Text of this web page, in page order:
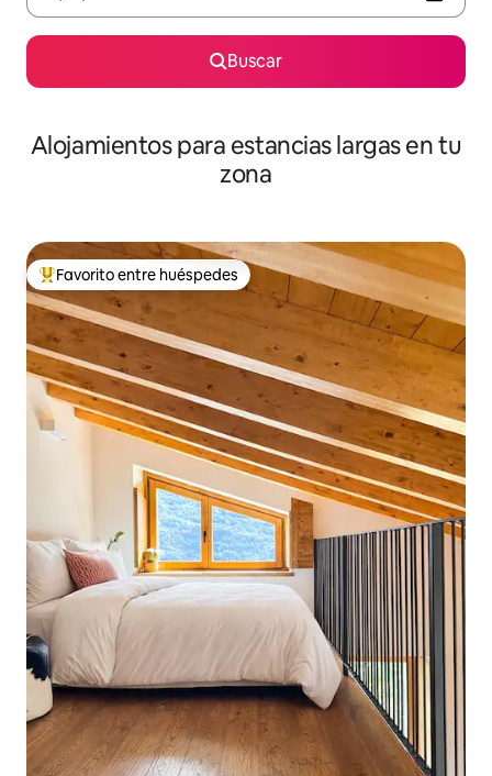
Buscar
Alojamientos para estancias largas en tu
zona
De los mejores en Favorito entre huéspedes
Favorito entre huéspedes